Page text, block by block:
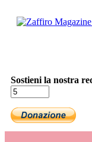
Sostieni la nostra